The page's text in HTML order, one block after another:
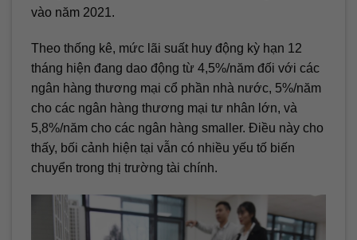
vào năm 2021.
Theo thống kê, mức lãi suất huy động kỳ hạn 12
tháng hiện đang dao động từ 4,5%/năm đối với các
ngân hàng thương mại cổ phần nhà nước, 5%/năm
cho các ngân hàng thương mại tư nhân lớn, và
5,8%/năm cho các ngân hàng smaller. Điều này cho
thấy, bối cảnh hiện tại vẫn có nhiều yếu tố biến
chuyển trong thị trường tài chính.